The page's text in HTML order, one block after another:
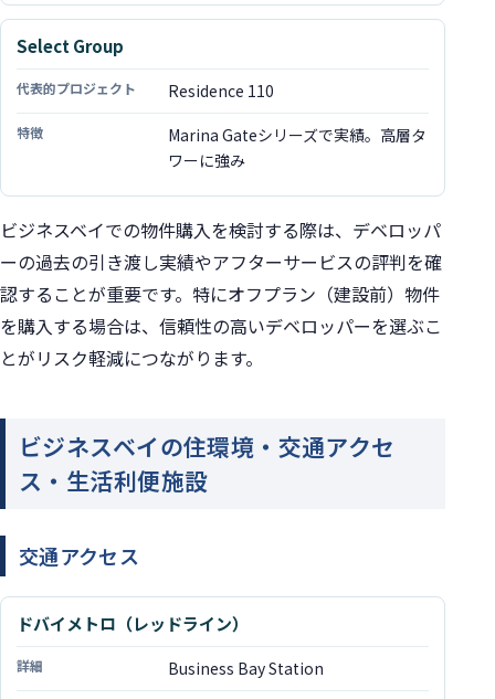
Select Group
Residence 110
Marina Gateシリーズで実績。高層タ
ワーに強み
ビジネスベイでの物件購入を検討する際は、デベロッパ
ーの過去の引き渡し実績やアフターサービスの評判を確
認することが重要です。特にオフプラン（建設前）物件
を購入する場合は、信頼性の高いデベロッパーを選ぶこ
とがリスク軽減につながります。
ビジネスベイの住環境・交通アクセ
ス・生活利便施設
交通アクセス
交通手段
詳細
ドバイメトロ（レッドライン）
Business Bay Station